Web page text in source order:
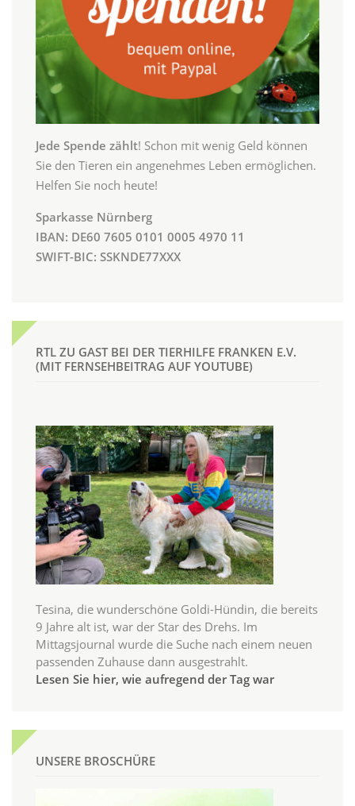
Jede Spende zählt! Schon mit wenig Geld können
Sie den Tieren ein angenehmes Leben ermöglichen.
Helfen Sie noch heute!
Sparkasse Nürnberg
IBAN: DE60 7605 0101 0005 4970 11
SWIFT-BIC: SSKNDE77XXX
RTL ZU GAST BEI DER TIERHILFE FRANKEN E.V.
(MIT FERNSEHBEITRAG AUF YOUTUBE)
Tesina, die wunderschöne Goldi-Hündin, die bereits
9 Jahre alt ist, war der Star des Drehs. Im
Mittagsjournal wurde die Suche nach einem neuen
passenden Zuhause dann ausgestrahlt.
Lesen Sie hier, wie aufregend der Tag war
UNSERE BROSCHÜRE